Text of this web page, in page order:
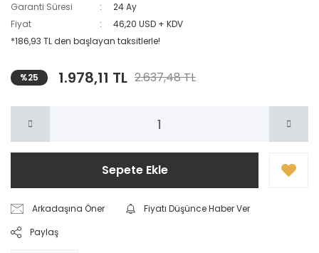
Garanti Süresi
24 Ay
Fiyat
46,20 USD + KDV
*186,93 TL den başlayan taksitlerle!
%25 1.978,11 TL 2.637,48 TL
Sepete Ekle
Arkadaşına Öner
Fiyatı Düşünce Haber Ver
Paylaş